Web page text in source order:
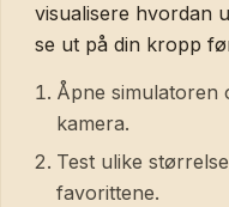
visualisere hvordan
se ut på din kropp
Åpne simulatoren
kamera.
Test ulike
favorittene.